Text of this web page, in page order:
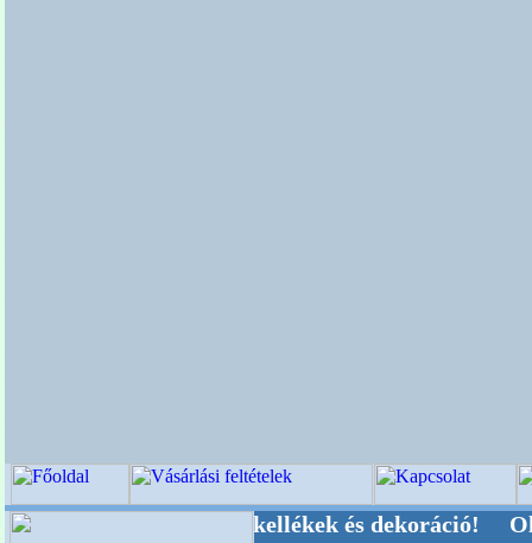
, Kegyeleti-kellékek és dekoráció!